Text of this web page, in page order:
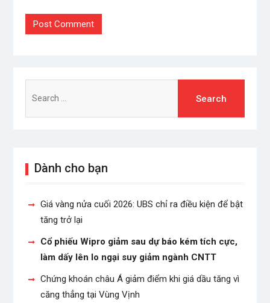
for:
Dành cho bạn
Giá vàng nửa cuối 2026: UBS chỉ ra điều kiện để bật
tăng trở lại
Cổ phiếu Wipro giảm sau dự báo kém tích cực,
làm dấy lên lo ngại suy giảm ngành CNTT
Chứng khoán châu Á giảm điểm khi giá dầu tăng vì
căng thẳng tại Vùng Vịnh